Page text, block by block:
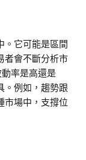
。它可能是區間
者會不斷分析市
率是高還是
。例如，趨勢跟
市場中，支撐位